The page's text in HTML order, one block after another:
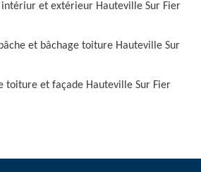
et extérieur Hauteville Sur Fier
et bâchage toiture Hauteville Sur
toiture et façade Hauteville Sur Fier